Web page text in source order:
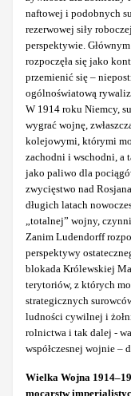
naftowej i podobnych
rezerwowej siły
perspektywie.
rozpoczęła się jako
przemienić się –
ogólnoświatową
W 1914 roku Niemcy,
wygrać wojnę,
kolejowymi, którymi
zachodni i wschodni, a
jako paliwo dla
zwycięstwo nad
długich latach
„totalnej” wojny,
Zanim Ludendorff
perspektywy
blokada Królewskiej
terytoriów, z których
strategicznych
ludności cywilnej i
rolnictwa i tak dalej -
współczesnej wojnie –
Wielka Wojna
mocarstw